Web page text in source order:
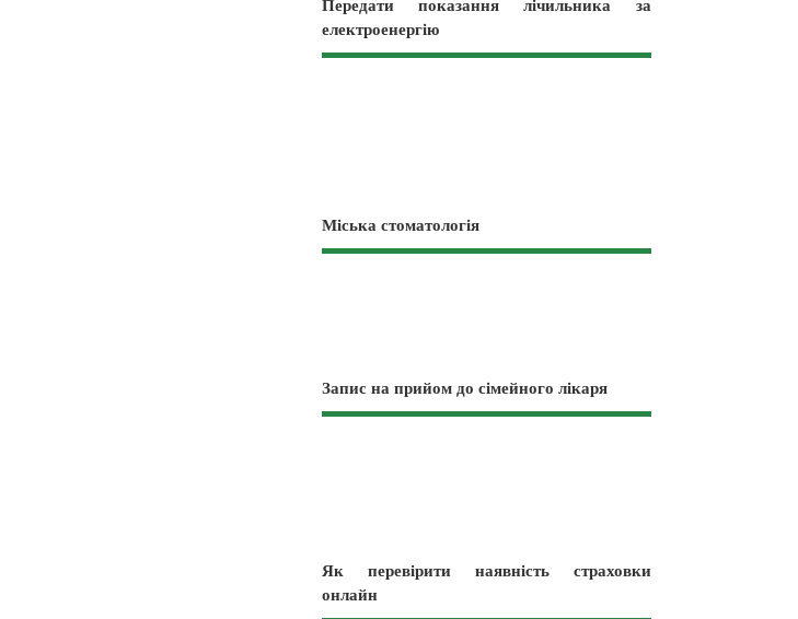
Передати показання лічильника за
електроенергію
Міська стоматологія
Запис на прийом до сімейного лікаря
Як перевірити наявність страховки
онлайн